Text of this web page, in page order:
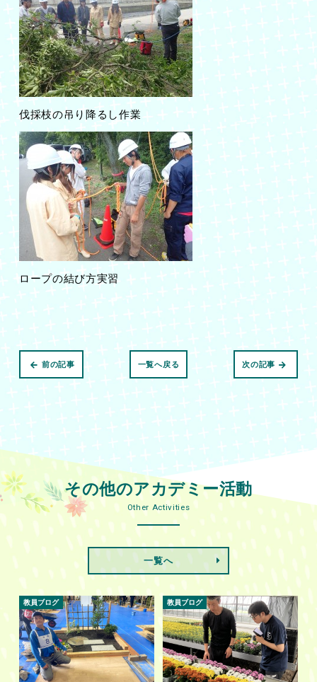
伐採枝の吊り降るし作業
ロープの結び方実習
次の記事
一覧へ戻る
前の記事
その他のアカデミー活動
Other Activities
一覧へ
教員ブログ 教員ブログ